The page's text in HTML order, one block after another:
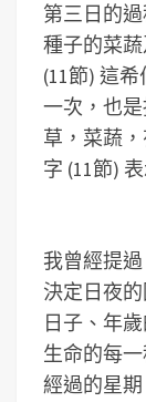
第三日的
種子的菜
(11節) 這
一次，也
草，菜蔬
字 (11節)
我曾經提
決定日夜
日子、年
生命的每
經過的星